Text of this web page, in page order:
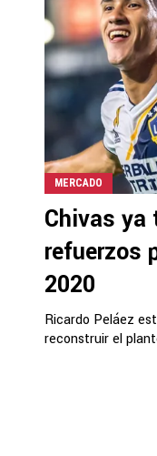
MERCADO
Chivas ya
refuerzos
2020
Ricardo Peláez
reconstruir el